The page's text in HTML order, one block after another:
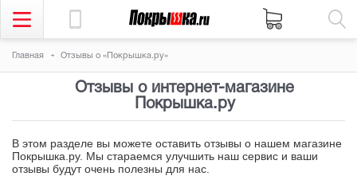
Главная Отзывы о «Покрышка.ру»
Отзывы о интернет-магазине
Покрышка.ру
В этом разделе вы можете оставить отзывы о нашем магазине
Покрышка.ру. Мы стараемся улучшить наш сервис и ваши
отзывы будут очень полезны для нас.